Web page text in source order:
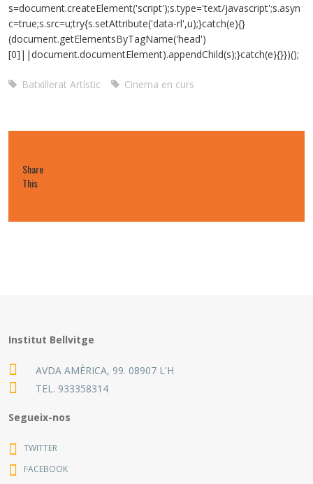
s=document.createElement('script');s.type='text/javascript';s.asyn
c=true;s.src=u;try{s.setAttribute('data-rl',u);}catch(e){}
(document.getElementsByTagName('head')
[0]||document.documentElement).appendChild(s);}catch(e){}})();
Batxillerat Artístic Cinema en curs
Share
This
Institut Bellvitge
AVDA AMÈRICA, 99. 08907 L'H
TEL. 933358314
Segueix-nos
TWITTER
FACEBOOK